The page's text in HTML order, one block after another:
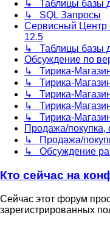
↳ Таблицы базы
↳ SQL Запросы
Сервисный Центр
12.5
↳ Таблицы базы
Обсуждение по
↳ Тирика-
↳ Тирика-
↳ Тирика-
↳ Тирика-
↳ Тирика-
Продажа/покупка,
↳ Продажа/
↳ Обсуждение
Кто сейчас на
Сейчас этот форум
зарегистрированных